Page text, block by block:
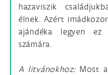
hazaviszik
élnek. Azért
ajándéka legyen
számára.
A litvánokhoz: Most